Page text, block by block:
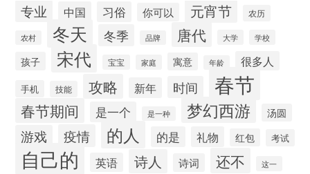
专业 中国 习俗 你可以 元宵节 农历
农村 冬天 冬季 品牌 唐代 大学 学校
孩子 宋代 宝宝 家庭 寓意 年龄 很多人
手机 技能 攻略 新年 时间 春节
春节期间 是一个 是一种 梦幻西游 汤圆
游戏 疫情 的人 的是 礼物 红包 考试
自己的 英语 诗人 诗词 还不 这一